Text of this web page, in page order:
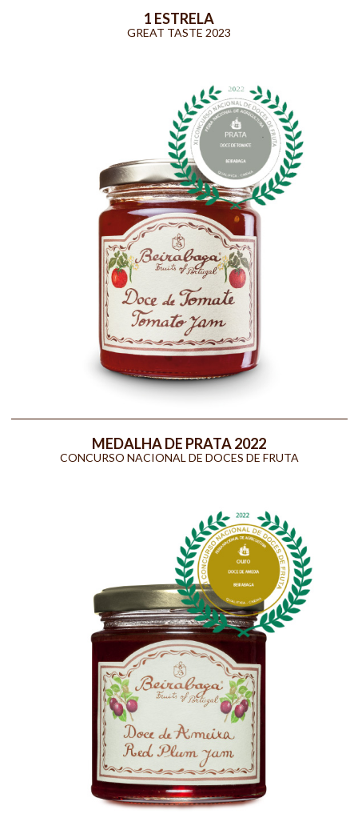
1 ESTRELA
GREAT TASTE 2023
MEDALHA DE PRATA 2022
CONCURSO NACIONAL DE DOCES DE FRUTA